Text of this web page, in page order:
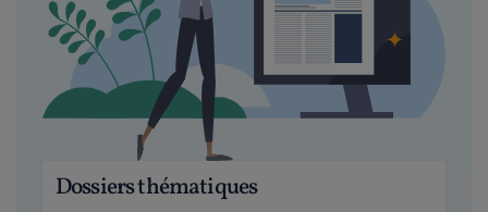
Dossiers thématiques